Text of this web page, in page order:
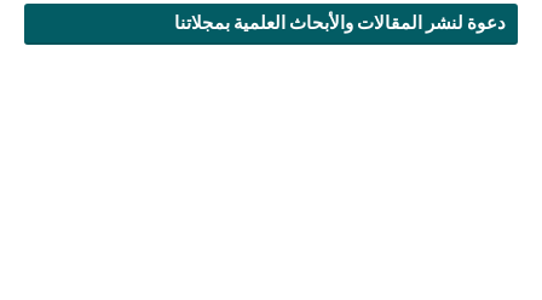
دعوة لنشر المقالات والأبحاث العلمية بمجلاتنا